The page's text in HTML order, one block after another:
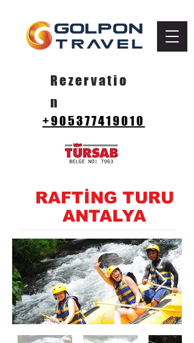
Rezervatio
n
+905377419010
RAFTİNG TURU
ANTALYA